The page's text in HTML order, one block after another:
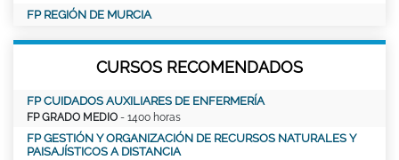
FP REGIÓN DE MURCIA
CURSOS RECOMENDADOS
FP CUIDADOS AUXILIARES DE ENFERMERÍA
FP GRADO MEDIO - 1400 horas
FP GESTIÓN Y ORGANIZACIÓN DE RECURSOS NATURALES Y
PAISAJÍSTICOS A DISTANCIA